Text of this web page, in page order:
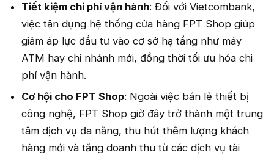
Tiết kiệm chi phí vận hành: Đối với Vietcombank,
việc tận dụng hệ thống cửa hàng FPT Shop giúp
giảm áp lực đầu tư vào cơ sở hạ tầng như máy
ATM hay chi nhánh mới, đồng thời tối ưu hóa chi
phí vận hành.
Cơ hội cho FPT Shop: Ngoài việc bán lẻ thiết bị
công nghệ, FPT Shop giờ đây trở thành một trung
tâm dịch vụ đa năng, thu hút thêm lượng khách
hàng mới và tăng doanh thu từ các dịch vụ tài